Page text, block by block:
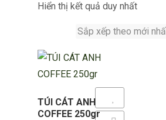
Hiển thị kết quả duy nhất
TÚI CÁT ANH
COFFEE 250gr
Yêu thích